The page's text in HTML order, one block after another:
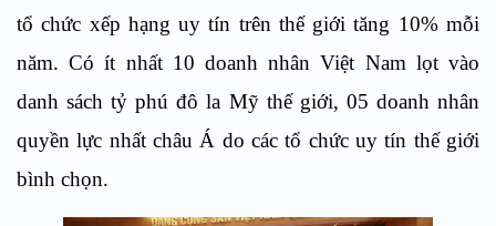
tổ chức xếp hạng uy tín trên thế giới tăng 10% mỗi
năm. Có ít nhất 10 doanh nhân Việt Nam lọt vào
danh sách tỷ phú đô la Mỹ thế giới, 05 doanh nhân
quyền lực nhất châu Á do các tổ chức uy tín thế giới
bình chọn.